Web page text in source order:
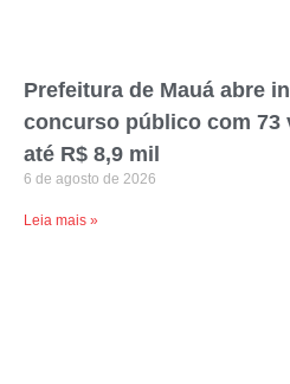
Prefeitura de Mauá abre
concurso público com 73
até R$ 8,9 mil
6 de agosto de 2026
Leia mais »